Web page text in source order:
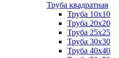
Труба квадратная
Труба 10x10
Труба 20x20
Труба 25x25
Труба 30x30
Труба 40x40